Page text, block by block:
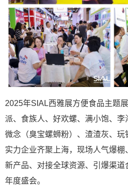
2025年SIAL西雅展方便食品主题
派、食族人、好欢螺、满小饱、李
微念（臭宝螺蛳粉）、渣渣灰、玩
实力企业齐聚上海，现场人气爆棚
新产品、对接全球资源、引爆渠
年度盛会。